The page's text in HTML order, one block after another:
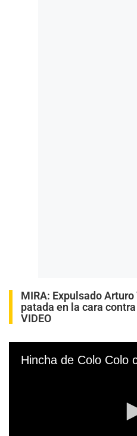
MIRA: Expulsado
patada en la cara
VIDEO